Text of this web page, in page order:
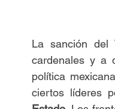
Homilías (Reflexiones)
La sanción del
cardenales y a
política
ciertos líderes